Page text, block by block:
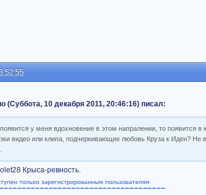
(Суббота, 10 декабря 2011, 20:46:16) писал:
у меня вдохновение в этом напралении, то появится в
видео или клипа, подчеркивающие любовь Круза к Иден?
Крыса-ревность.